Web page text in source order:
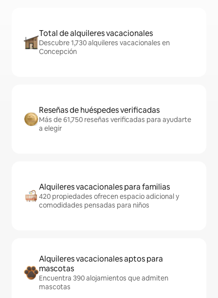
Total de alquileres vacacionales
Descubre 1,730 alquileres vacacionales en
Concepción
Reseñas de huéspedes verificadas
Más de 61,750 reseñas verificadas para ayudarte
a elegir
Alquileres vacacionales para familias
420 propiedades ofrecen espacio adicional y
comodidades pensadas para niños
Alquileres vacacionales aptos para
mascotas
Encuentra 390 alojamientos que admiten
mascotas